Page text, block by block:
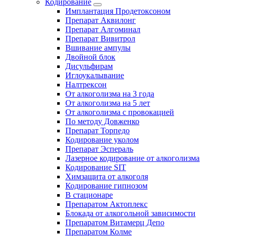
Кодирование
Имплантация Продетоксоном
Препарат Аквилонг
Препарат Алгоминал
Препарат Вивитрол
Вшивание ампулы
Двойной блок
Дисульфирам
Иглоукалывание
Налтрексон
От алкоголизма на 3 года
От алкоголизма на 5 лет
От алкоголизма с провокацией
По методу Довженко
Препарат Торпедо
Кодирование уколом
Препарат Эспераль
Лазерное кодирование от алкоголизма
Кодирование SIT
Химзащита от алкоголя
Кодирование гипнозом
В стационаре
Препаратом Актоплекс
Блокада от алкогольной зависимости
Препаратом Витамерц Депо
Препаратом Колме